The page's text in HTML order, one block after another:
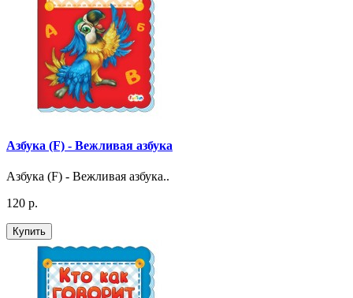
Азбука (F) - Вежливая азбука
Азбука (F) - Вежливая азбука..
120 р.
Купить